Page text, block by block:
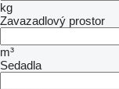
kg
Zavazadlový prostor
m³
Sedadla